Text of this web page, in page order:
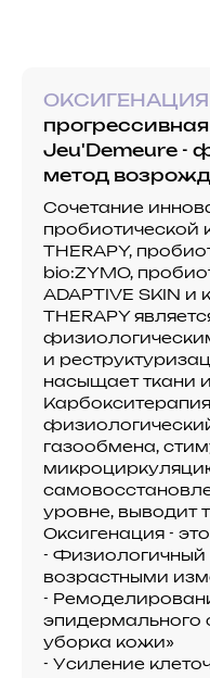
ОКСИГЕНАЦИЯ
Jeu'Demeure -
метод
Сочетание
пробиотической
THERAPY,
bio:ZYMO,
ADAPTIVE SKIN и
THERAPY
и
насыщает ткани
газообмена,
уровне, выводит
Оксигенация -
- Физиологичный
возрастными
-
эпидермального
уборка кожи»
- Усиление